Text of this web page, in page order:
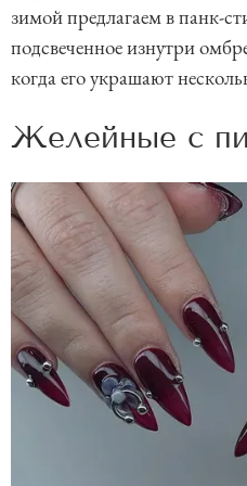
зимой предлагаем в панк-
подсвеченное изнутри
когда его украшают
Желейные с